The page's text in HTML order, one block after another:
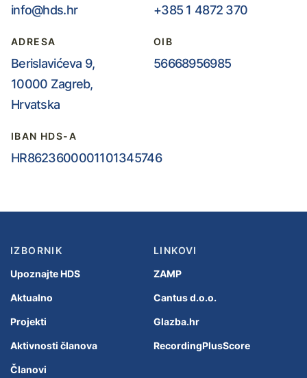
info@hds.hr +385 1 4872 370
ADRESA
Berislavićeva 9,
10000 Zagreb,
Hrvatska
OIB
56668956985
IBAN HDS-A
HR8623600001101345746
IZBORNIK
Upoznajte HDS
Aktualno
Projekti
Aktivnosti članova
Članovi
LINKOVI
ZAMP
Cantus d.o.o.
Glazba.hr
RecordingPlusScore